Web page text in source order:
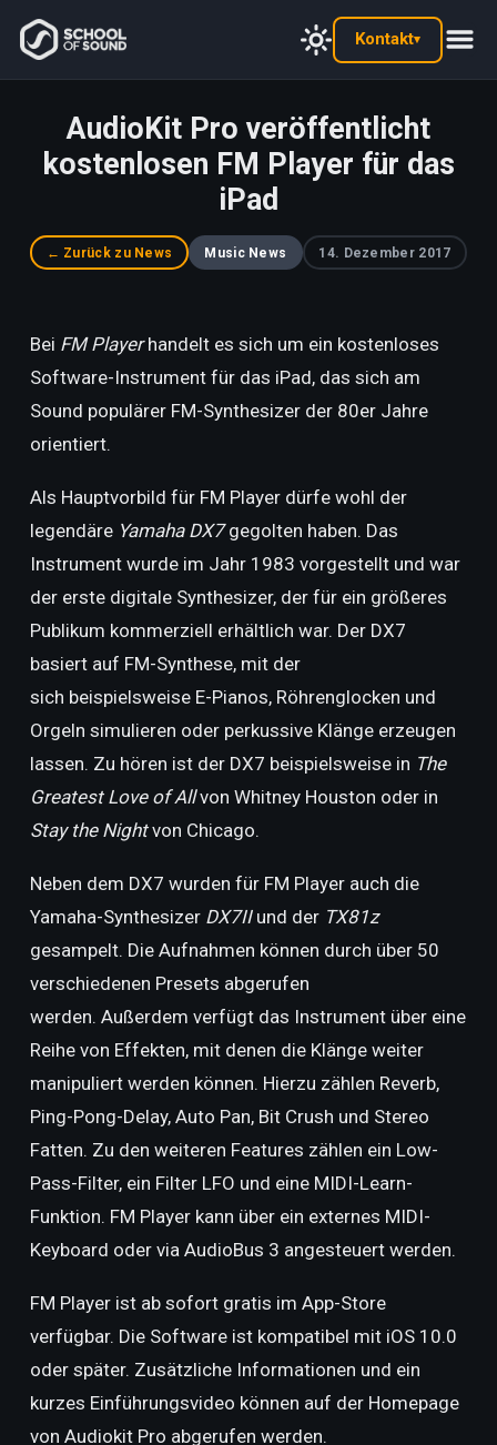
Kontakt▾
AudioKit Pro veröffentlicht
kostenlosen FM Player für das
iPad
← Zurück zu News Music News 14. Dezember 2017
Bei FM Playerhandelt es sich um ein kostenloses
Software-Instrument für das iPad, das sich am
Sound populärer FM-Synthesizer der 80er Jahre
orientiert.
Als Hauptvorbild für FM Player dürfe wohl der
legendäre Yamaha DX7gegolten haben. Das
Instrument wurde im Jahr 1983 vorgestellt und war
der erste digitale Synthesizer, der für ein größeres
Publikum kommerziell erhältlich war. Der DX7
basiert auf FM-Synthese, mit der
sich beispielsweise E-Pianos, Röhrenglocken und
Orgeln simulieren oder perkussive Klänge erzeugen
lassen. Zu hören ist der DX7 beispielsweise in The
Greatest Love of Allvon Whitney Houston oder in
Stay the Nightvon Chicago.
Neben dem DX7 wurden für FM Player auch die
Yamaha-Synthesizer DX7IIund der TX81z
gesampelt. Die Aufnahmen können durch über 50
verschiedenen Presets abgerufen
werden. Außerdem verfügt das Instrument über eine
Reihe von Effekten, mit denen die Klänge weiter
manipuliert werden können. Hierzu zählen Reverb,
Ping-Pong-Delay, Auto Pan, Bit Crush und Stereo
Fatten. Zu den weiteren Features zählen ein Low-
Pass-Filter, ein Filter LFO und eine MIDI-Learn-
Funktion. FM Player kann über ein externes MIDI-
Keyboard oder via AudioBus 3 angesteuert werden.
FM Player ist ab sofort gratis im App-Store
verfügbar. Die Software ist kompatibel mit iOS 10.0
oder später. Zusätzliche Informationen und ein
kurzes Einführungsvideo können auf der Homepage
von Audiokit Pro abgerufen werden.